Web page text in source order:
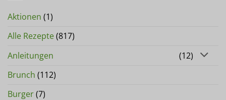
Aktionen (1)
Alle Rezepte(817)
Anleitungen
(12)
Brunch (112)
Burger(7)